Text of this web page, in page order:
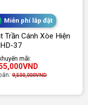
Miễn phí lắp đặt
Trần Cánh Xòe Hiện
37
mãi:
VND
9,500,000VND